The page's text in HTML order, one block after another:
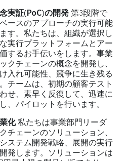
実証(PoC)の開発 第3段階で
ースのアプローチの実行可能
す。私たちは、組織が選択し
実行プラットフォームとアー
するお手伝いをします。事業
クチェーンの概念を開発し、
入れ可能性、競争に生き残る
チームは、初期の顧客テスト
せ、素早く反復して、迅速に
、パイロットを行います。
化私たちは事業部門リーダ
チェーンのソリューション、
ステム開発戦略、展開の実行
発します。ソリューションは